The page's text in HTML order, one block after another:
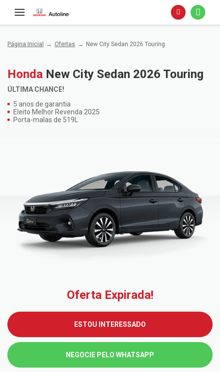
Página Inicial Ofertas New City Sedan 2026 Touring
Honda New City Sedan 2026 Touring
ÚLTIMA CHANCE!
5 anos de garantia
Eleito Melhor Revenda 2025
Porta-malas de 519L
Oferta Expirada!
ESTOU INTERESSADO
NEGOCIE PELO WHATSAPP